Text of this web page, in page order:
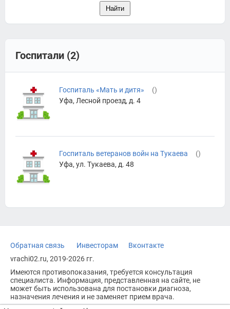
Госпитали (2)
Госпиталь «Мать и дитя» ()
Уфа, Лесной проезд, д. 4
Госпиталь ветеранов войн на Тукаева ()
Уфа, ул. Тукаева, д. 48
Обратная связь Инвесторам
Вконтакте
vrachi02.ru, 2019-2026 гг.
Имеются противопоказания, требуется консультация
специалиста. Информация, представленная на сайте, не
может быть использована для постановки диагноза,
назначения лечения и не заменяет прием врача.